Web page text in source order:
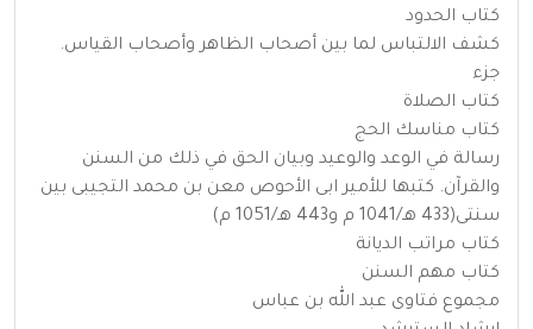
كتاب الحدود
كشف الالتباس لما بين أصحاب الظاهر وأصحاب القياس.
جزء
كتاب الصلاة
كتاب مناسك الحج
رسالة في الوعد والوعيد وبيان الحق في ذلك من السنن
والقرآن. كتبها للأمير ابى الأحوص معن بن محمد التجيبى بين
سنتى(433 هـ/1041 م و443 هـ/1051 م)
كتاب مراتب الديانة
كتاب مهم السنن
مجموع فتاوى عبد الله بن عباس